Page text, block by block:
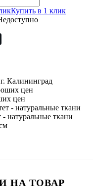
Купить в 1 клик
Калининград
цен
натуральные ткани
НА ТОВАР